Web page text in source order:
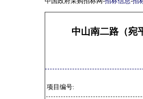
中山南二路（宛
项目编号: